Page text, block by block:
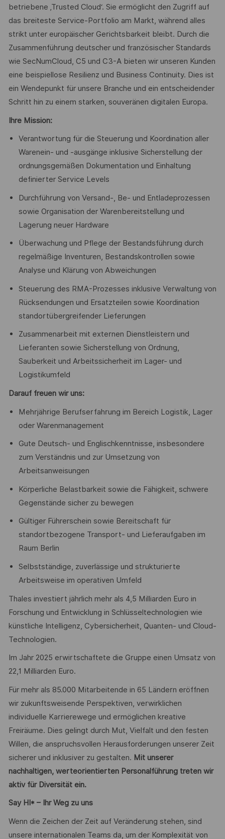
betriebene ‚Trusted Cloud‘. Sie ermöglicht den Zugriff auf
das breiteste Service-Portfolio am Markt, während alles
strikt unter europäischer Gerichtsbarkeit bleibt. Durch die
Zusammenführung deutscher und französischer Standards
wie SecNumCloud, C5 und C3-A bieten wir unseren Kunden
eine beispiellose Resilienz und Business Continuity. Dies ist
ein Wendepunkt für unsere Branche und ein entscheidender
Schritt hin zu einem starken, souveränen digitalen Europa.
Ihre Mission:
Verantwortung für die Steuerung und Koordination aller
Warenein- und -ausgänge inklusive Sicherstellung der
ordnungsgemäßen Dokumentation und Einhaltung
definierter Service Levels
Durchführung von Versand-, Be- und Entladeprozessen
sowie Organisation der Warenbereitstellung und
Lagerung neuer Hardware
Überwachung und Pflege der Bestandsführung durch
regelmäßige Inventuren, Bestandskontrollen sowie
Analyse und Klärung von Abweichungen
Steuerung des RMA-Prozesses inklusive Verwaltung von
Rücksendungen und Ersatzteilen sowie Koordination
standortübergreifender Lieferungen
Zusammenarbeit mit externen Dienstleistern und
Lieferanten sowie Sicherstellung von Ordnung,
Sauberkeit und Arbeitssicherheit im Lager- und
Logistikumfeld
Darauf freuen wir uns:
Mehrjährige Berufserfahrung im Bereich Logistik, Lager
oder Warenmanagement
Gute Deutsch- und Englischkenntnisse, insbesondere
zum Verständnis und zur Umsetzung von
Arbeitsanweisungen
Körperliche Belastbarkeit sowie die Fähigkeit, schwere
Gegenstände sicher zu bewegen
Gültiger Führerschein sowie Bereitschaft für
standortbezogene Transport- und Lieferaufgaben im
Raum Berlin
Selbstständige, zuverlässige und strukturierte
Arbeitsweise im operativen Umfeld
Thales investiert jährlich mehr als 4,5 Milliarden Euro in
Forschung und Entwicklung in Schlüsseltechnologien wie
künstliche Intelligenz, Cybersicherheit, Quanten- und Cloud-
Technologien.
Im Jahr 2025 erwirtschaftete die Gruppe einen Umsatz von
22,1 Milliarden Euro.
Für mehr als 85.000 Mitarbeitende in 65 Ländern eröffnen
wir zukunftsweisende Perspektiven, verwirklichen
individuelle Karrierewege und ermöglichen kreative
Freiräume. Dies gelingt durch Mut, Vielfalt und den festen
Willen, die anspruchsvollen Herausforderungen unserer Zeit
sicherer und inklusiver zu gestalten. Mit unserer
nachhaltigen, werteorientierten Personalführung treten wir
aktiv für Diversität ein.
Say HI* – Ihr Weg zu uns
Wenn die Zeichen der Zeit auf Veränderung stehen, sind
unsere internationalen Teams da, um der Komplexität von